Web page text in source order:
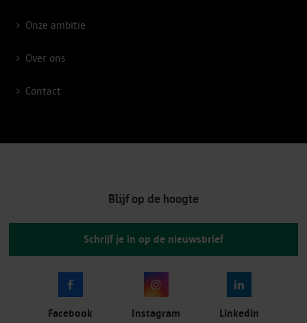
Onze ambitie
Over ons
Contact
Blijf op de hoogte
Schrijf je in op de nieuwsbrief
Facebook Instagram Linkedin